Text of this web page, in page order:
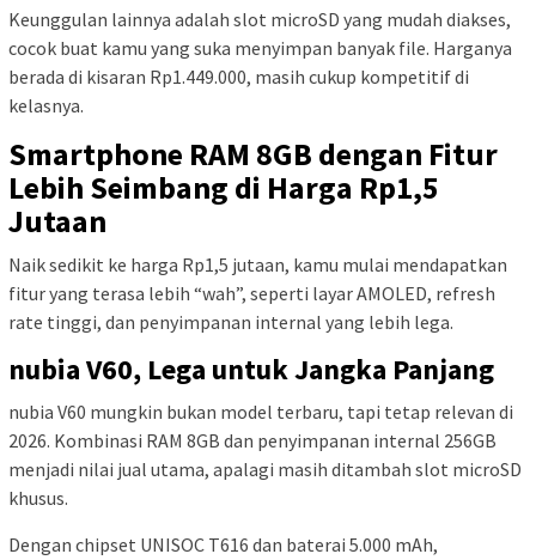
Keunggulan lainnya adalah slot microSD yang mudah diakses,
cocok buat kamu yang suka menyimpan banyak file. Harganya
berada di kisaran Rp1.449.000, masih cukup kompetitif di
kelasnya.
Smartphone RAM 8GB dengan Fitur
Lebih Seimbang di Harga Rp1,5
Jutaan
Naik sedikit ke harga Rp1,5 jutaan, kamu mulai mendapatkan
fitur yang terasa lebih “wah”, seperti layar AMOLED, refresh
rate tinggi, dan penyimpanan internal yang lebih lega.
nubia V60, Lega untuk Jangka Panjang
nubia V60 mungkin bukan model terbaru, tapi tetap relevan di
2026. Kombinasi RAM 8GB dan penyimpanan internal 256GB
menjadi nilai jual utama, apalagi masih ditambah slot microSD
khusus.
Dengan chipset UNISOC T616 dan baterai 5.000 mAh,